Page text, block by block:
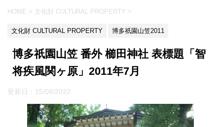
HOME > 文化財 CULTURAL PROPERTY >
文化財 CULTURAL PROPERTY 博多祇園山笠2011
博多祇園山笠 番外 櫛田神社 表標題「智
将疾風関ヶ原」2011年7月
更新日： 15/08/2022